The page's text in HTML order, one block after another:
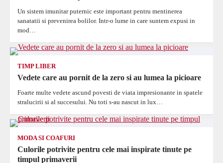
Un sistem imunitar puternic este important pentru mentinerea
sanatatii si prevenirea bolilor. Intr-o lume in care suntem expusi in
mod…
TIMP LIBER
Vedete care au pornit de la zero si au lumea la picioare
Foarte multe vedete ascund povesti de viata impresionante in spatele
stralucirii si al succesului. Nu toti s-au nascut in lux…
MODA SI COAFURI
Culorile potrivite pentru cele mai inspirate tinute pe
timpul primaverii